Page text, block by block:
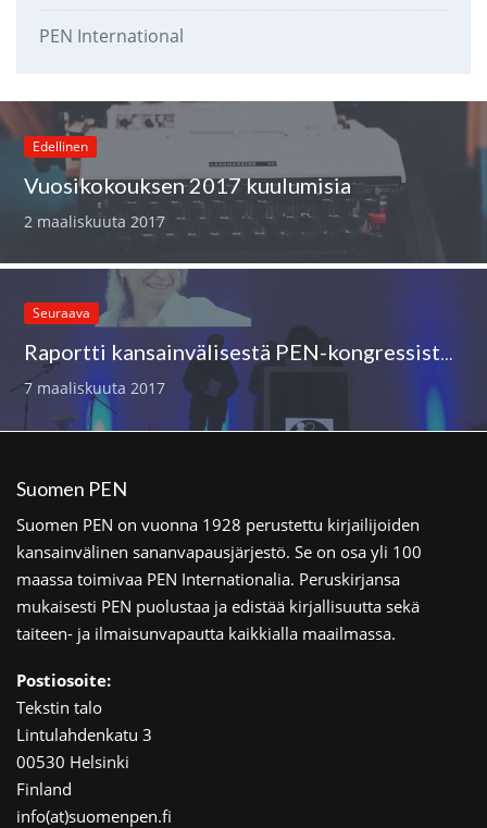
PEN International
Edellinen
Vuosikokouksen 2017 kuulumisia
2 maaliskuuta 2017
Seuraava
Raportti kansainvälisestä PEN-kongressista Galiciasta
7 maaliskuuta 2017
Suomen PEN
Suomen PEN on vuonna 1928 perustettu kirjailijoiden
kansainvälinen sananvapausjärjestö. Se on osa yli 100
maassa toimivaa PEN Internationalia. Peruskirjansa
mukaisesti PEN puolustaa ja edistää kirjallisuutta sekä
taiteen- ja ilmaisunvapautta kaikkialla maailmassa.
Postiosoite:
Tekstin talo
Lintulahdenkatu 3
00530 Helsinki
Finland
info(at)suomenpen.fi